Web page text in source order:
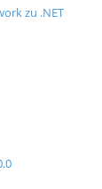
zu .NET